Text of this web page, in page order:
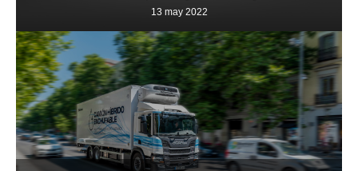
13 may 2022